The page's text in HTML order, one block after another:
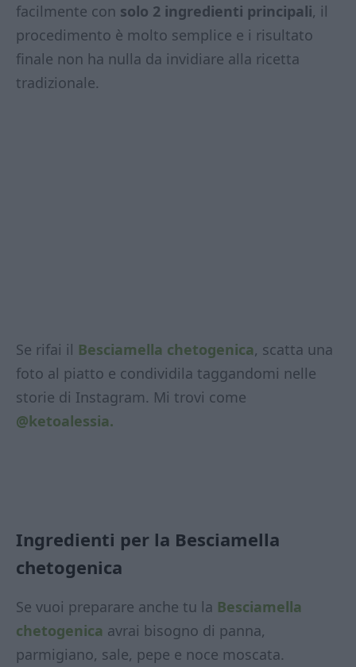
facilmente con solo 2 ingredienti principali, il
procedimento è molto semplice e i risultato
finale non ha nulla da invidiare alla ricetta
tradizionale.
Se rifai il Besciamella chetogenica, scatta una
foto al piatto e condividila taggandomi nelle
storie di Instagram. Mi trovi come
@ketoalessia.
Ingredienti per la Besciamella
chetogenica
Se vuoi preparare anche tu la Besciamella
chetogenica avrai bisogno di panna,
parmigiano, sale, pepe e noce moscata.